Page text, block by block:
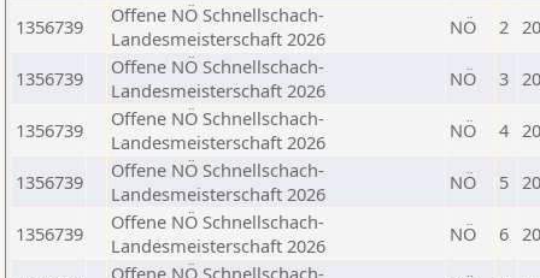
1356739
Offene NÖ Schnellschach-
Landesmeisterschaft 2026
NÖ 2
1356739
Offene NÖ Schnellschach-
Landesmeisterschaft 2026
NÖ 3
1356739
Offene NÖ Schnellschach-
Landesmeisterschaft 2026
NÖ 4
1356739
Offene NÖ Schnellschach-
Landesmeisterschaft 2026
NÖ 5
1356739
Offene NÖ Schnellschach-
Landesmeisterschaft 2026
NÖ 6
Offene NÖ Schnellschach-